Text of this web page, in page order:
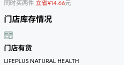
同时买两件 立省¥14.66元
门店库存情况
门店有货
LIFEPLUS NATURAL HEALTH